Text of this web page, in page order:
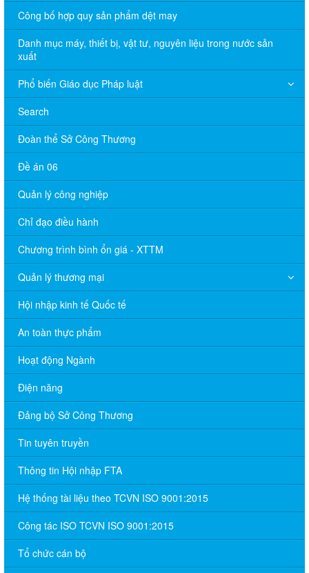
Công bố hợp quy sản phẩm dệt may
Danh mục máy, thiết bị, vật tư, nguyên liệu trong nước sản
xuất
Phổ biến Giáo dục Pháp luật
Search
Đoàn thể Sở Công Thương
Đề án 06
Quản lý công nghiệp
Chỉ đạo điều hành
Chương trình bình ổn giá - XTTM
Quản lý thương mại
Hội nhập kinh tế Quốc tế
An toàn thực phẩm
Hoạt động Ngành
Điện năng
Đảng bộ Sở Công Thương
Tin tuyên truyền
Thông tin Hội nhập FTA
Hệ thống tài liệu theo TCVN ISO 9001:2015
Công tác ISO TCVN ISO 9001:2015
Tổ chức cán bộ